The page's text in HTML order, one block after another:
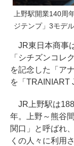
上野駅開業140周
ジテンプ」3モデル
JR東日本商事
「シチズンコレ
を記念した「ア
を「TRAINIART
JR上野駅は
年。上野～熊谷
関口」と呼ばれ
くの人々に利用